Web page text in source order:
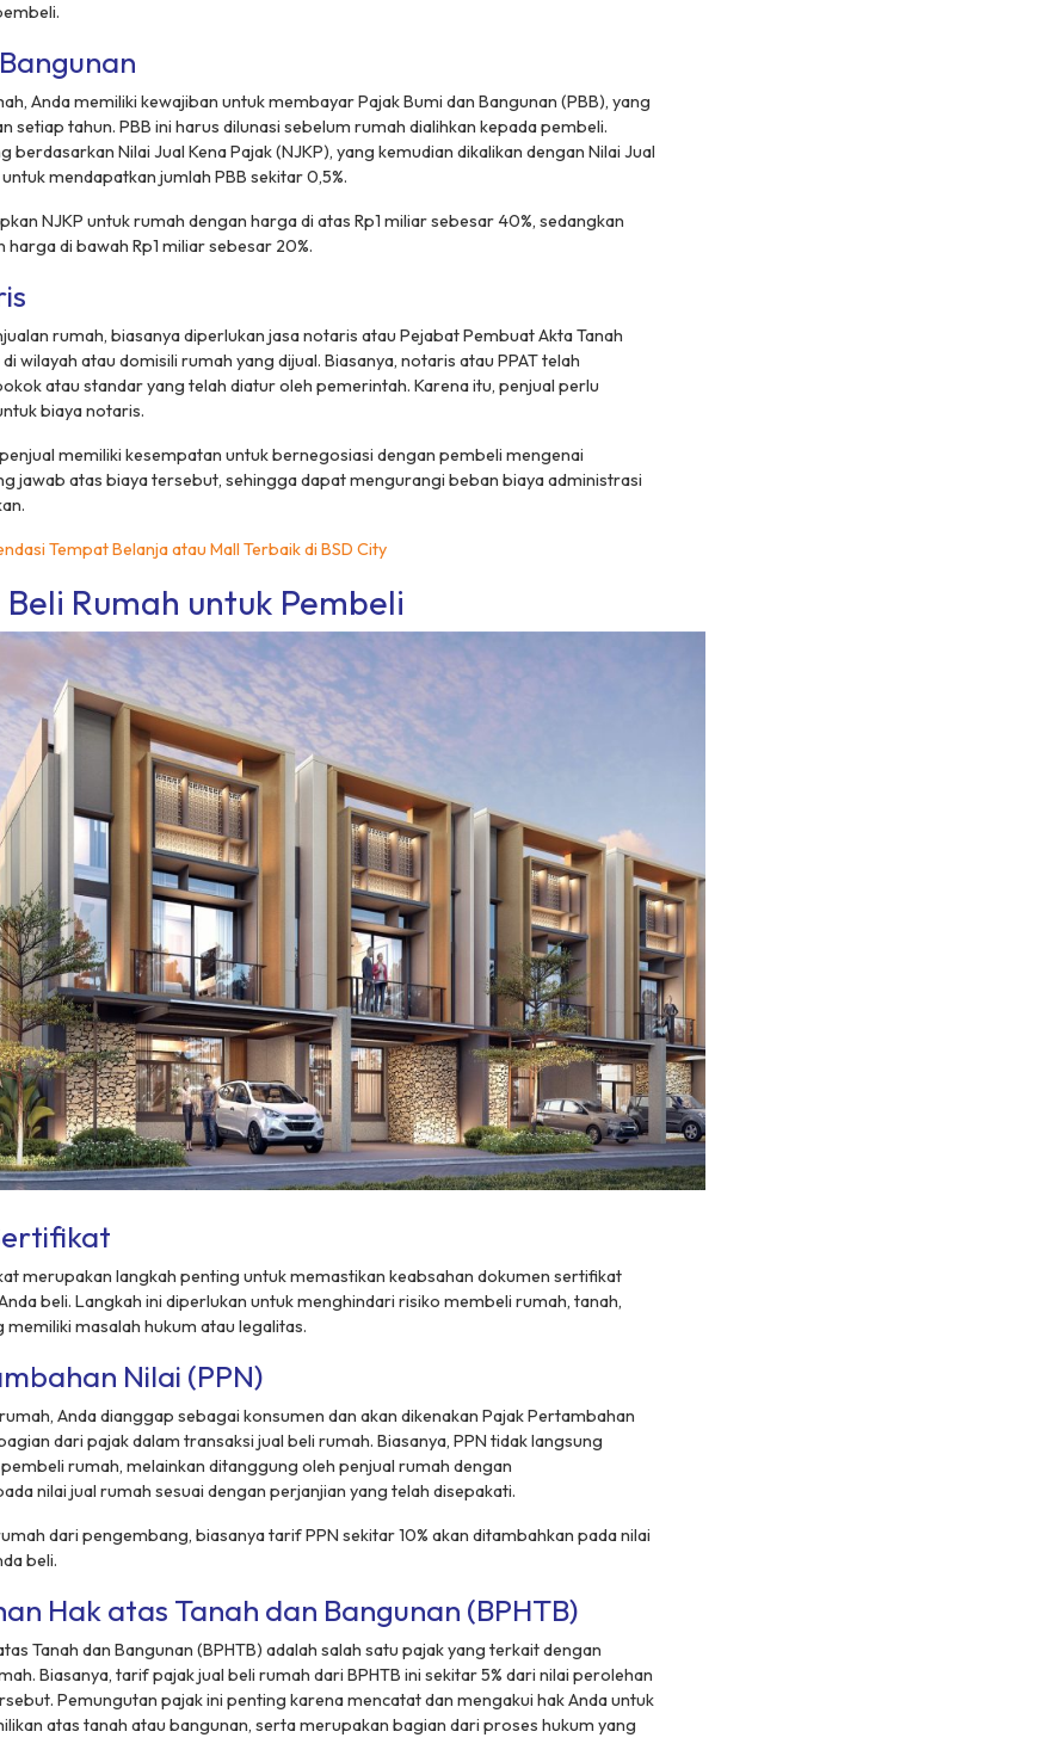
Anda memiliki kewajiban untuk membayar Pajak Bumi dan Bangunan (PBB), yang
setiap tahun. PBB ini harus dilunasi sebelum rumah dialihkan kepada pembeli.
berdasarkan Nilai Jual Kena Pajak (NJKP), yang kemudian dikalikan dengan Nilai Jual
mendapatkan jumlah PBB sekitar 0,5%.
NJKP untuk rumah dengan harga di atas Rp1 miliar sebesar 40%, sedangkan
di bawah Rp1 miliar sebesar 20%.
rumah, biasanya diperlukan jasa notaris atau Pejabat Pembuat Akta Tanah
wilayah atau domisili rumah yang dijual. Biasanya, notaris atau PPAT telah
atau standar yang telah diatur oleh pemerintah. Karena itu, penjual perlu
biaya notaris.
memiliki kesempatan untuk bernegosiasi dengan pembeli mengenai
jawab atas biaya tersebut, sehingga dapat mengurangi beban biaya administrasi
Tempat Belanja atau Mall Terbaik di BSD City
Rumah untuk Pembeli
merupakan langkah penting untuk memastikan keabsahan dokumen sertifikat
beli. Langkah ini diperlukan untuk menghindari risiko membeli rumah, tanah,
memiliki masalah hukum atau legalitas.
Nilai (PPN)
Anda dianggap sebagai konsumen dan akan dikenakan Pajak Pertambahan
dari pajak dalam transaksi jual beli rumah. Biasanya, PPN tidak langsung
rumah, melainkan ditanggung oleh penjual rumah dengan
nilai jual rumah sesuai dengan perjanjian yang telah disepakati.
dari pengembang, biasanya tarif PPN sekitar 10% akan ditambahkan pada nilai
beli.
Hak atas Tanah dan Bangunan (BPHTB)
Tanah dan Bangunan (BPHTB) adalah salah satu pajak yang terkait dengan
Biasanya, tarif pajak jual beli rumah dari BPHTB ini sekitar 5% dari nilai perolehan
Pemungutan pajak ini penting karena mencatat dan mengakui hak Anda untuk
atas tanah atau bangunan, serta merupakan bagian dari proses hukum yang